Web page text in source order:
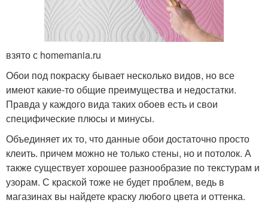
взято с homemania.ru
Обои под покраску бывает несколько видов, но все
имеют какие-то общие преимущества и недостатки.
Правда у каждого вида таких обоев есть и свои
специфические плюсы и минусы.
Объединяет их то, что данные обои достаточно просто
клеить. причем можно не только стены, но и потолок. А
также существует хорошее разнообразие по текстурам и
узорам. С краской тоже не будет проблем, ведь в
магазинах вы найдете краску любого цвета и оттенка.